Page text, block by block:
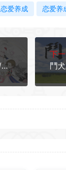
恋爱养成 恋爱养
卡里古拉：过量/The Caligula Effect Overdose
下一
鬥